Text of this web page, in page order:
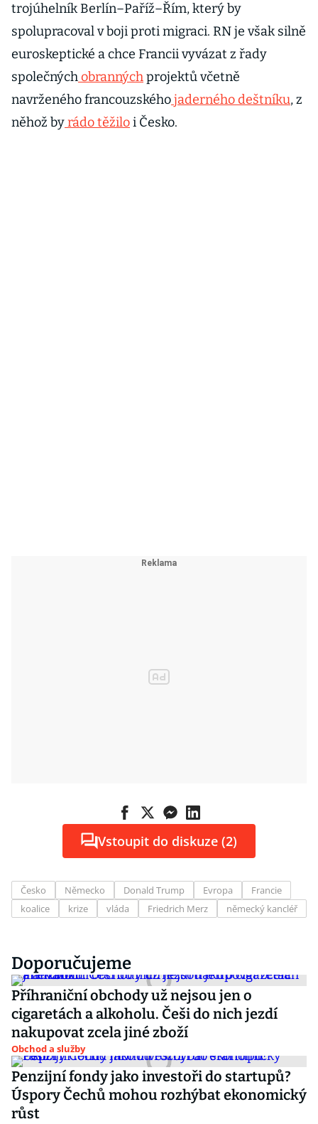
trojúhelník Berlín–Paříž–Řím, který by
spolupracoval v boji proti migraci. RN je však silně
euroskeptické a chce Francii vyvázat z řady
společnýchobrannýchprojektů včetně
navrženého francouzskéhojaderného deštníku, z
něhož byrádo těžiloi Česko.
Vstoupit do diskuze (2)
Česko Německo Donald Trump Evropa
Francie
koalice
krize vláda Friedrich Merz německý kancléř
Doporučujeme
Příhraniční obchody už nejsou jen o
cigaretách a alkoholu. Češi do nich jezdí
nakupovat zcela jiné zboží
Obchod a služby
Penzijní fondy jako investoři do startupů?
Úspory Čechů mohou rozhýbat ekonomický
růst